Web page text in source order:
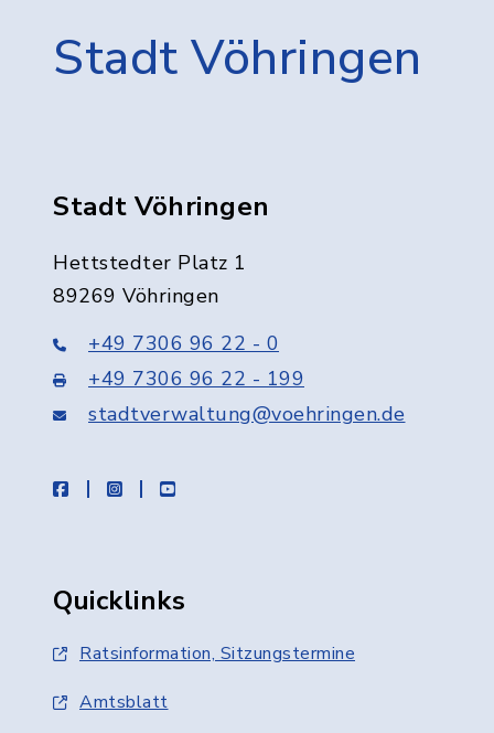
Stadt Vöhringen
Stadt Vöhringen
Hettstedter Platz 1
89269 Vöhringen
+49 7306 96 22 - 0
+49 7306 96 22 - 199
stadtverwaltung@voehringen.de
facebookinstagramyoutube
Quicklinks
Ratsinformation, Sitzungstermine
Amtsblatt